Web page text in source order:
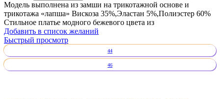
Модель выполнена из замши на трикотажной основе и
трикотажа «лапша» Вискоза 35%,Эластан 5%,Полиэстер 60%
Стильное платье модного бежевого цвета из
Добавить в список желаний
Быстрый просмотр
44
46